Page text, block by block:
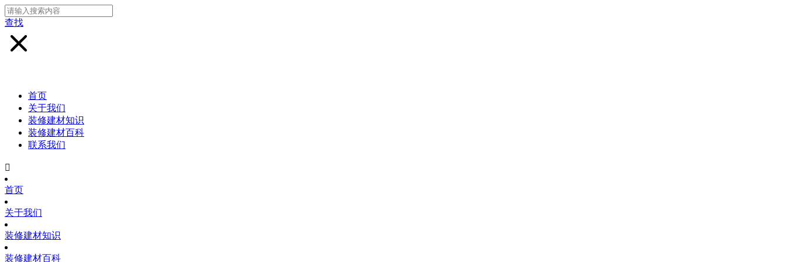
查找
首页
关于我们
装修建材知识
装修建材百科
联系我们

首页
关于我们
装修建材知识
装修建材百科